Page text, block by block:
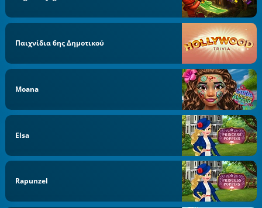
Παιχνίδια 6ης Δημοτικού
Moana
Elsa
Rapunzel